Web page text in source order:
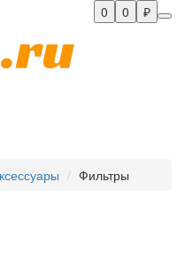
₽
0
0
Фильтры